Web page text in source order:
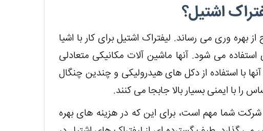
اشتیل؟
بهره وری می رساند. لیفتراک اشتیل برای کار با اشیا
می شود. آنها ماشین آلات مکانیکی متعادلی
با استفاده از دکل های هیدرولیکی و چندین چنگال
با ایمنی بسیار بالا جابجا می کنند.
شما مهم است، برای این که در هزینه های بهره